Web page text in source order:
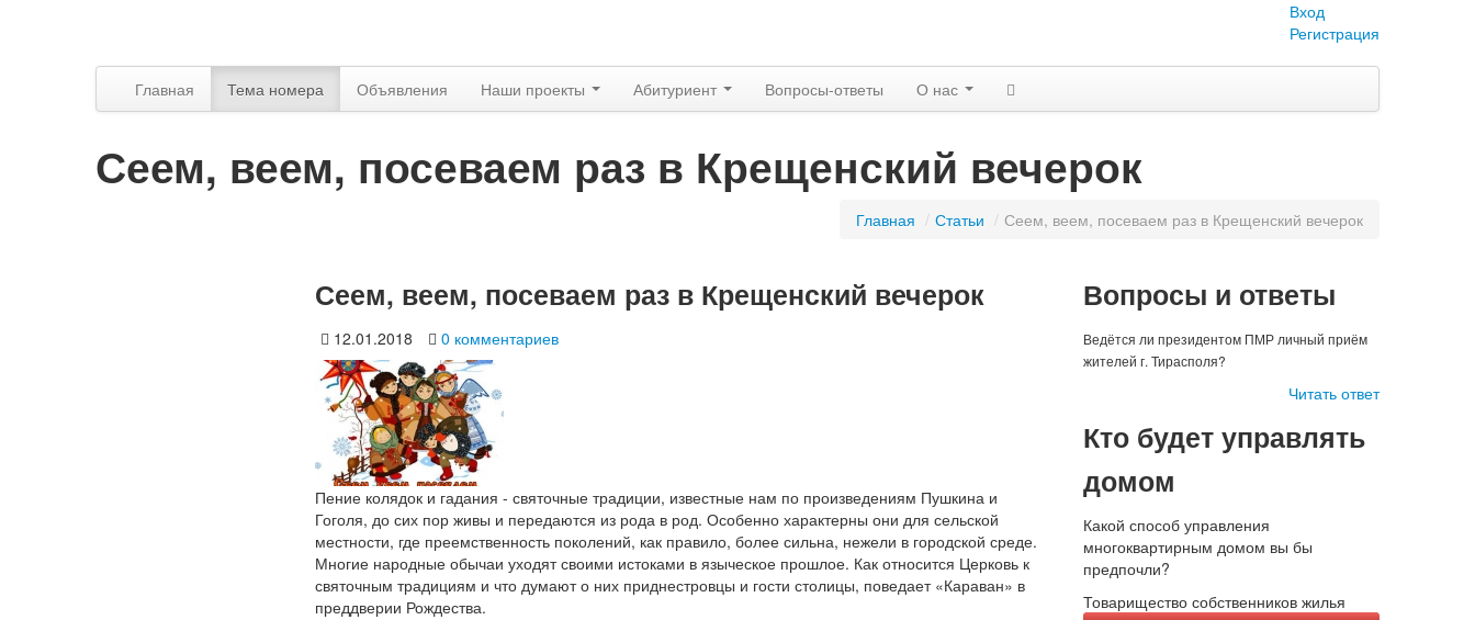
Вход
Регистрация
Главная Тема номера Объявления Наши проекты Абитуриент Вопросы-ответы О нас
Сеем, веем, посеваем раз в Крещенский вечерок
Главная / Статьи / Сеем, веем, посеваем раз в Крещенский вечерок
Сеем, веем, посеваем раз в Крещенский вечерок
12.01.2018 0 комментариев
Пение колядок и гадания - святочные традиции, известные нам по произведениям Пушкина и
Гоголя, до сих пор живы и передаются из рода в род. Особенно характерны они для сельской
местности, где преемственность поколений, как правило, более сильна, нежели в городской среде.
Многие народные обычаи уходят своими истоками в языческое прошлое. Как относится Церковь к
святочным традициям и что думают о них приднестровцы и гости столицы, поведает «Караван» в
преддверии Рождества.
Вопросы и ответы
Ведётся ли президентом ПМР личный приём
жителей г. Тирасполя?
Читать ответ
Кто будет управлять
домом
Какой способ управления
многоквартирным домом вы бы
предпочли?
Товарищество собственников жилья